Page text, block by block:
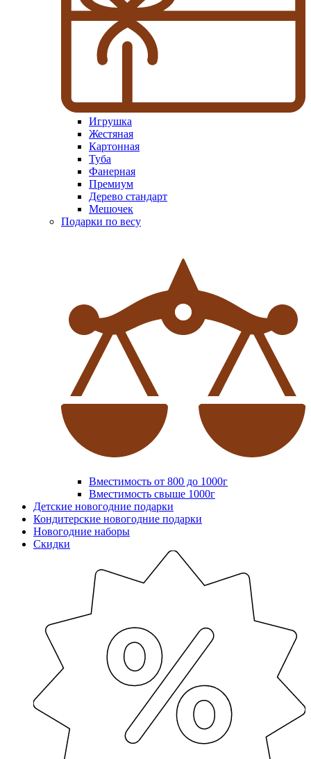
Игрушка
Жестяная
Картонная
Туба
Фанерная
Премиум
Дерево стандарт
Мешочек
Подарки по весу
Вместимость от 800 до 1000г
Вместимость свыше 1000г
Детские новогодние подарки
Кондитерские новогодние подарки
Новогодние наборы
Скидки